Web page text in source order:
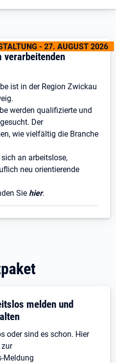
verarbeitenden
: - 27. AUGUST 2026
ist in der Region Zwickau
werden qualifizierte und
Der
wie vielfältig die Branche
an arbeitslose,
neu orientierende
Sie hier.
melden und
oder sind es schon. Hier
Meldung